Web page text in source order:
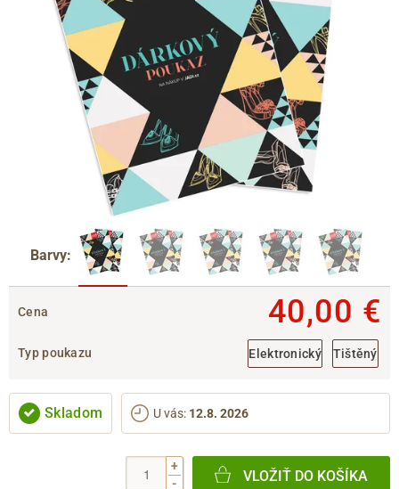
Barvy:
Cena 40,00 €
Typ poukazu Elektronický Tištěný
Skladom U vás: 12.8. 2026
+
-
VLOŽIŤ DO KOŠÍKA